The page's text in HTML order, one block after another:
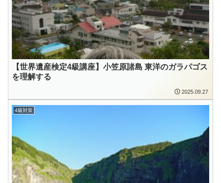
【世界遺産検定4級講座】小笠原諸島 東洋のガラパゴス
を理解する
2025.09.27
4級対策